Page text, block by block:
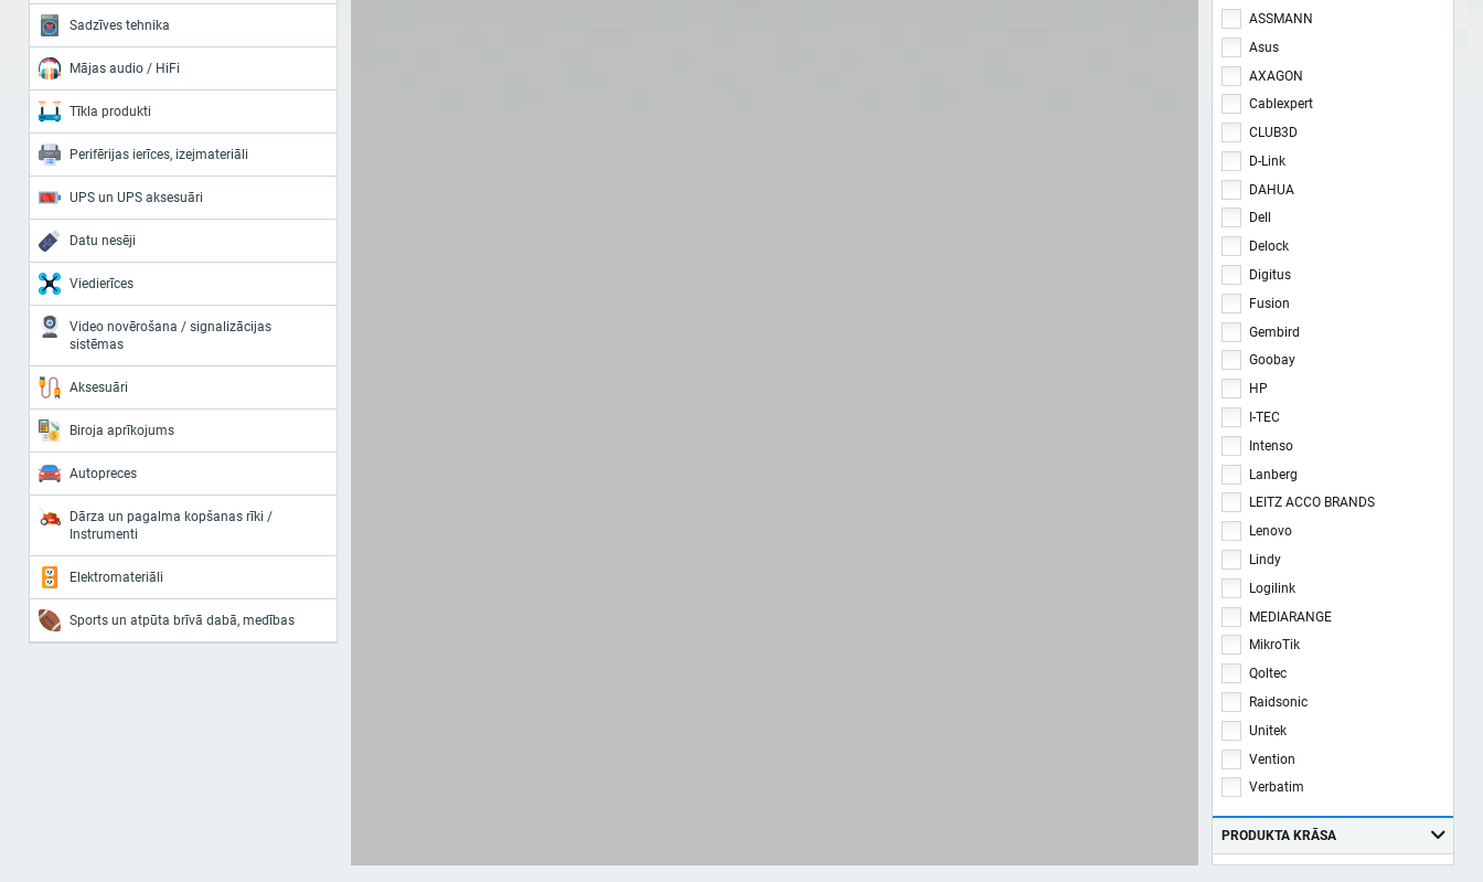
Sadzīves tehnika
Mājas audio / HiFi
Tīkla produkti
Perifērijas ierīces, izejmateriāli
UPS un UPS aksesuāri
Datu nesēji
Viedierīces
Video novērošana / signalizācijas
sistēmas
Aksesuāri
Biroja aprīkojums
Autopreces
Dārza un pagalma kopšanas rīki /
Instrumenti
Elektromateriāli
Sports un atpūta brīvā dabā, medības
ASSMANN
Asus
AXAGON
Cablexpert
CLUB3D
D-Link
DAHUA
Dell
Delock
Digitus
Fusion
Gembird
Goobay
HP
I-TEC
Intenso
Lanberg
LEITZ ACCO BRANDS
Lenovo
Lindy
Logilink
MEDIARANGE
MikroTik
Qoltec
Raidsonic
Unitek
Vention
Verbatim
PRODUKTA KRĀSA